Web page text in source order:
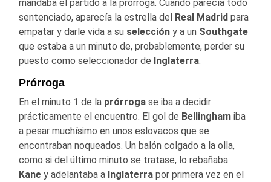
mandaba el partido a la prórroga. Cuando parecía todo
sentenciado, aparecía la estrella del Real Madrid para
empatar y darle vida a su selección y a un Southgate
que estaba a un minuto de, probablemente, perder su
puesto como seleccionador de Inglaterra.
Prórroga
En el minuto 1 de la prórroga se iba a decidir
prácticamente el encuentro. El gol de Bellingham iba
a pesar muchísimo en unos eslovacos que se
encontraban noqueados. Un balón colgado a la olla,
como si del último minuto se tratase, lo rebañaba
Kane y adelantaba a Inglaterra por primera vez en el